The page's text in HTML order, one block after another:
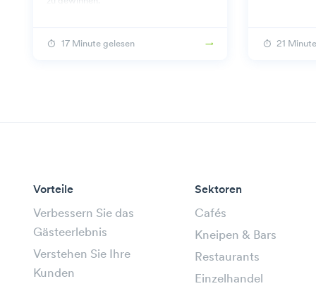
17 Minute gelesen 21
Vorteile
Verbessern Sie das
Gästeerlebnis
Verstehen Sie Ihre
Kunden
Sektoren
Cafés
Kneipen & Bars
Restaurants
Einzelhandel